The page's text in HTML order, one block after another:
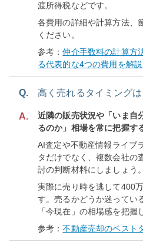
渡所得税などです。
各費用の詳細や計算方法、
ください。
参考：仲介手数料の計算方
る代表的な4つの費用を解説
Q. 高く売れるタイミングは
A.
近隣の販売状況や「いま自
るのか」相場を常に把握す
AI査定や不動産情報ライブ
タだけでなく、複数会社の
討の判断材料にしましょう。
実際に売り時を逃して400
す。売るかどうか迷ってい
「今現在」の相場感を把握
参考：不動産売却のベスト